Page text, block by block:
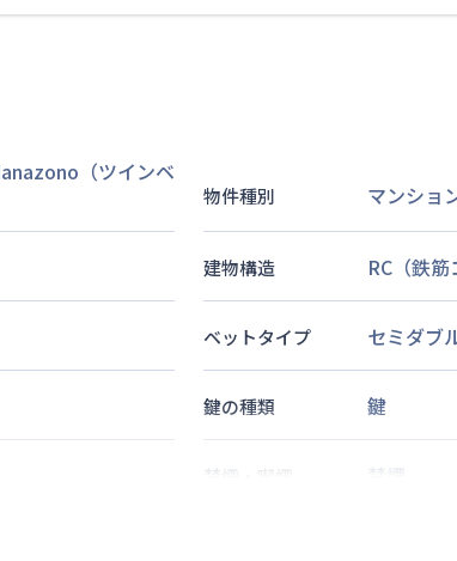
（ツインベ
物件種別 マンショ
建物構造 RC（鉄
ベットタイプ セミダブ
鍵の種類 鍵
禁煙・喫煙 禁煙